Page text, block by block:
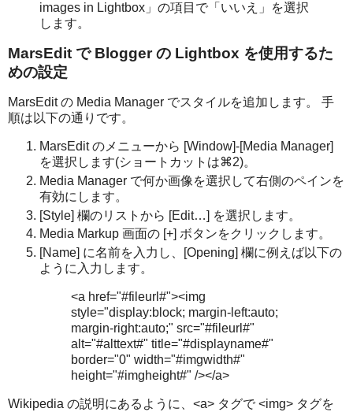
images in Lightbox」の項目で「いいえ」を選択
します。
MarsEdit で Blogger の Lightbox を使用するた
めの設定
MarsEdit の Media Manager でスタイルを追加します。 手
順は以下の通りです。
MarsEdit のメニューから [Window]-[Media Manager]
を選択します(ショートカットは⌘2)。
Media Manager で何か画像を選択して右側のペインを
有効にします。
[Style] 欄のリストから [Edit…] を選択します。
Media Markup 画面の [+] ボタンをクリックします。
[Name] に名前を入力し、[Opening] 欄に例えば以下の
ように入力します。
<a href="#fileurl#"><img
style="display:block; margin-left:auto;
margin-right:auto;" src="#fileurl#"
alt="#alttext#" title="#displayname#"
border="0" width="#imgwidth#"
height="#imgheight#" /></a>
Wikipedia の説明にあるように、<a> タグで <img> タグを